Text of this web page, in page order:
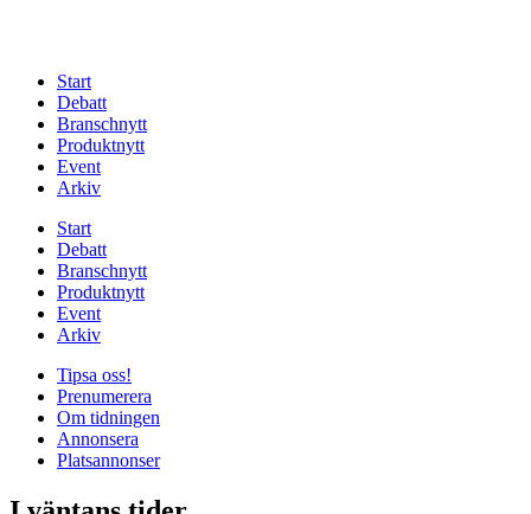
Start
Debatt
Branschnytt
Produktnytt
Event
Arkiv
Start
Debatt
Branschnytt
Produktnytt
Event
Arkiv
Tipsa oss!
Prenumerera
Om tidningen
Annonsera
Platsannonser